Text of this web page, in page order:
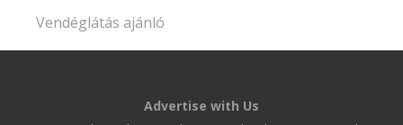
Vendéglátás ajánló
Advertise with Us